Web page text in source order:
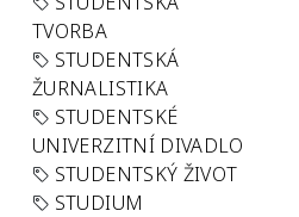
TVORBA
STUDENTSKÁ
ŽURNALISTIKA
STUDENTSKÉ
UNIVERZITNÍ DIVADLO
STUDENTSKÝ ŽIVOT
STUDIUM